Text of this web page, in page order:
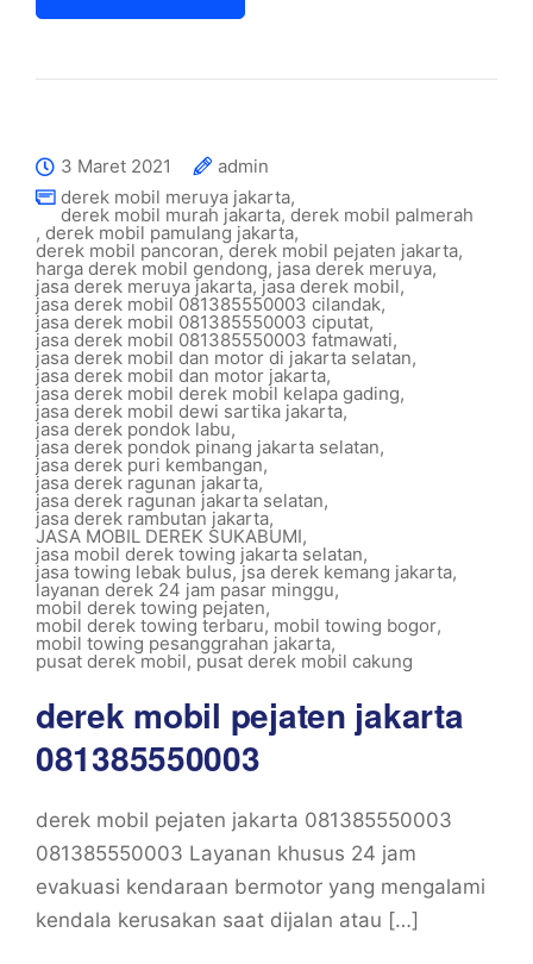
3 Maret 2021
admin
derek mobil meruya jakarta,
derek mobil murah jakarta, derek mobil palmerah
, derek mobil pamulang jakarta,
derek mobil pancoran,derek mobil pejaten jakarta,
harga derek mobil gendong, jasa derek meruya,
jasa derek meruya jakarta,jasa derek mobil,
jasa derek mobil 081385550003 cilandak,
jasa derek mobil 081385550003 ciputat,
jasa derek mobil 081385550003 fatmawati,
jasa derek mobil dan motor di jakarta selatan,
jasa derek mobil dan motor jakarta,
jasa derek mobil derek mobil kelapa gading,
jasa derek mobil dewi sartika jakarta,
jasa derek pondok labu,
jasa derek pondok pinang jakarta selatan,
jasa derek puri kembangan,
jasa derek ragunan jakarta,
jasa derek ragunan jakarta selatan,
jasa derek rambutan jakarta,
JASA MOBIL DEREK SUKABUMI,
jasa mobil derek towing jakarta selatan,
jasa towing lebak bulus,jsa derek kemang jakarta,
layanan derek 24 jam pasar minggu,
mobil derek towing pejaten,
mobil derek towing terbaru, mobil towing bogor,
mobil towing pesanggrahan jakarta,
pusat derek mobil, pusat derek mobil cakung
derek mobil pejaten jakarta
081385550003
derek mobil pejaten jakarta 081385550003
081385550003 Layanan khusus 24 jam
evakuasi kendaraan bermotor yang mengalami
kendala kerusakan saat dijalan atau […]